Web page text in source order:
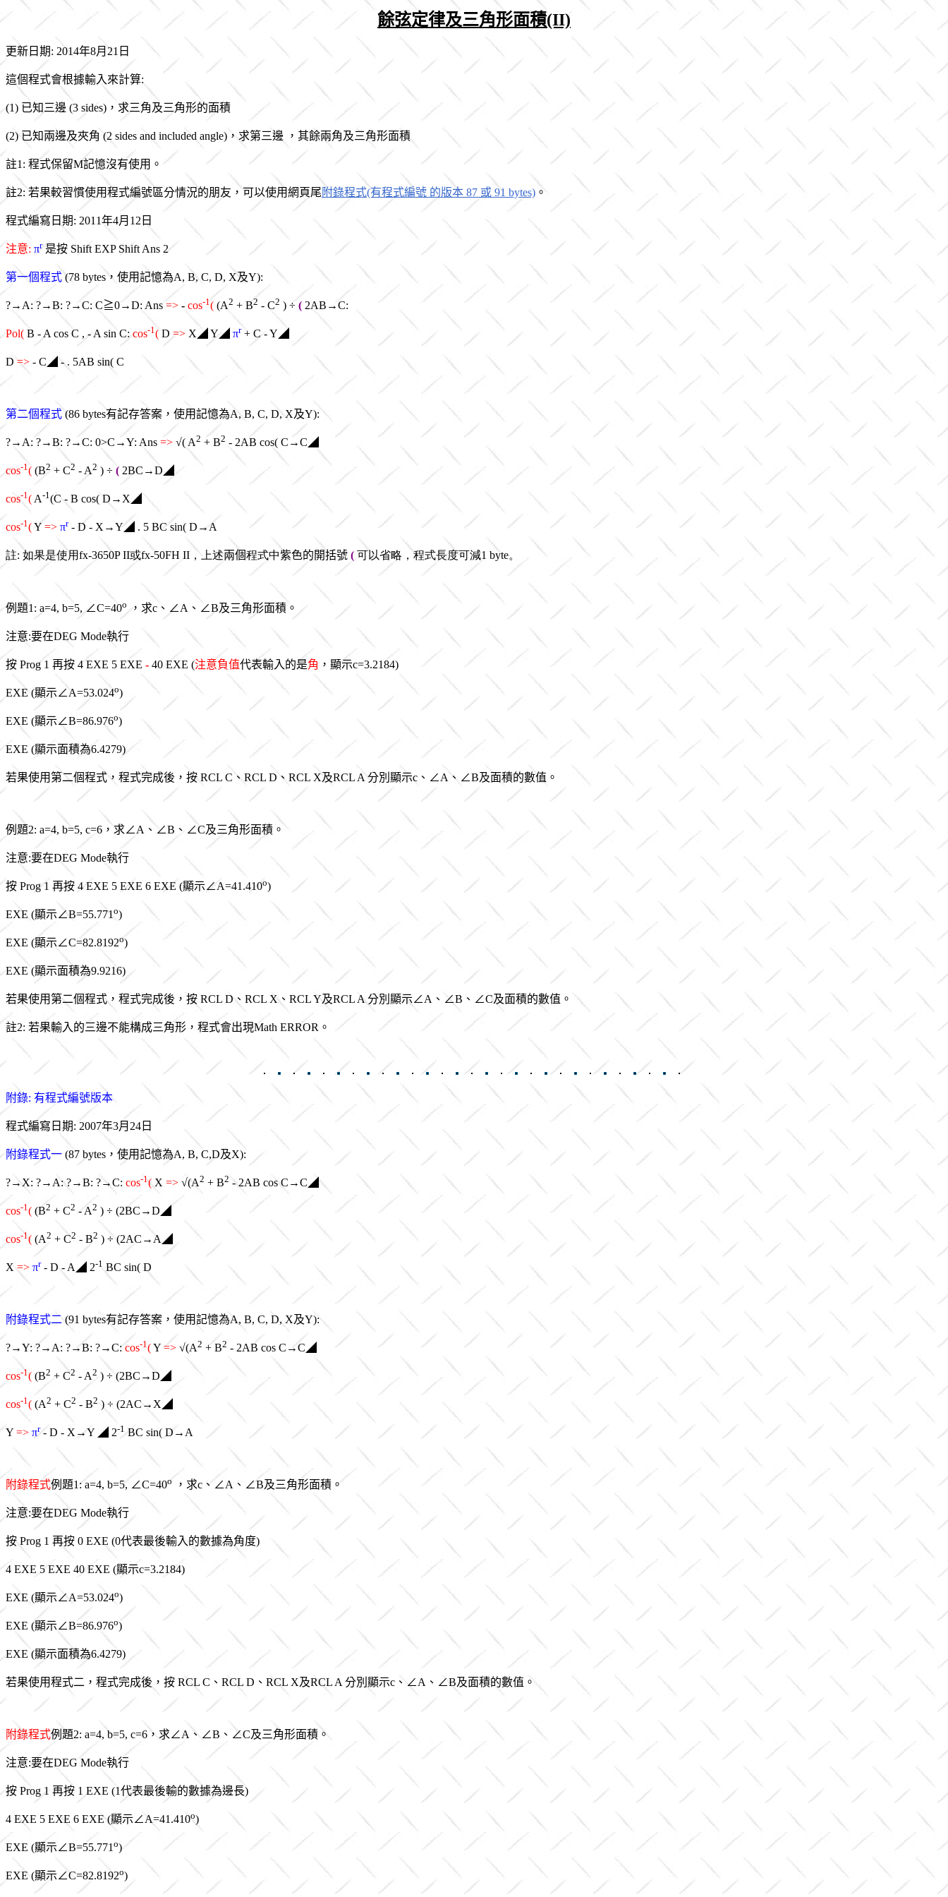
餘弦定律及三角形面積(II)
更新日期: 2014年8月21日
這個程式會根據輸入來計算:
(1) 已知三邊 (3 sides)，求三角及三角形的面積
(2) 已知兩邊及夾角 (2 sides and included angle)，求第三邊 ，其餘兩角及三角形面積
註1: 程式保留M記憶沒有使用。
註2: 若果較習慣使用程式編號區分情況的朋友，可以使用網頁尾 附錄程式(有程式編號 的版本 87 或 91 bytes) 。
程式編寫日期: 2011年4月12日
注意: πr是按 Shift EXP Shift Ans 2
第一個程式(78 bytes，使用記憶為A, B, C, D, X及Y):
?→A: ?→B: ?→C: C≧0→D: Ans => - cos-1 ( (A2 + B2 - C2 ) ÷ ( 2AB→C:
Pol( B - A cos C , - A sin C: cos-1 ( D => X◢ Y◢ πr+ C - Y◢
D => - C◢ - . 5AB sin( C
第二個程式 (86 bytes有記存答案，使用記憶為A, B, C, D, X及Y):
?→A: ?→B: ?→C: 0>C→Y: Ans => √( A2 + B2 - 2AB cos( C→C◢
cos-1 ( (B2 + C2 - A2 ) ÷ ( 2BC→D◢
cos-1 ( A-1 (C - B cos( D→X◢
cos-1 (Y => πr- D - X→Y◢ . 5 BC sin( D→A
註: 如果是使用fx-3650P II或fx-50FH II，上述兩個程式中紫色的開括號 ( 可以省略，程式長度可減1 byte。
例題1: a=4, b=5, ∠C=40o ，求c、∠A、∠B及三角形面積。
注意:要在DEG Mode執行
按 Prog 1 再按 4 EXE 5 EXE - 40 EXE (注意負值代表輸入的是角 ，顯示c=3.2184)
EXE (顯示∠A=53.024o)
EXE (顯示∠B=86.976o)
EXE (顯示面積為6.4279)
若果使用第二個程式，程式完成後，按 RCL C、RCL D、RCL X及RCL A 分別顯示c、∠A、∠B及面積的數值。
例題2: a=4, b=5, c=6，求∠A、∠B、∠C及三角形面積。
注意:要在DEG Mode執行
按 Prog 1 再按 4 EXE 5 EXE 6 EXE (顯示∠A=41.410o)
EXE (顯示∠B=55.771 o)
EXE (顯示∠C=82.8192o)
EXE (顯示面積為9.9216)
若果使用第二個程式，程式完成後，按 RCL D、RCL X、RCL Y及RCL A 分別顯示∠A、∠B、∠C及面積的數值。
註2: 若果輸入的三邊不能構成三角形，程式會出現Math ERROR。
附錄: 有程式編號版本
程式編寫日期: 2007年3月24日
附錄程式一 (87 bytes，使用記憶為A, B, C,D及X):
?→X: ?→A: ?→B: ?→C: cos-1(X => √(A2 + B2 - 2AB cos C→C◢
cos-1 ( (B2 + C2 - A2 ) ÷ (2BC→D◢
cos-1 ( (A2 + C2 - B2 ) ÷ (2AC→A◢
X => πr- D - A◢ 2-1 BC sin( D
附錄程式二(91 bytes有記存答案，使用記憶為A, B, C, D, X及Y):
?→Y: ?→A: ?→B: ?→C: cos-1 (Y => √(A2 + B2 - 2AB cos C→C◢
cos-1 ( (B2 + C2 - A2 ) ÷ (2BC→D◢
cos-1 ( (A2 + C2 - B2 ) ÷ (2AC→X◢
Y => πr- D - X→Y ◢ 2-1 BC sin( D→A
附錄程式例題1: a=4, b=5, ∠C=40o ，求c、∠A、∠B及三角形面積。
注意:要在DEG Mode執行
按 Prog 1 再按 0 EXE (0代表最後輸入的數據為角度)
4 EXE 5 EXE 40 EXE (顯示c=3.2184)
EXE (顯示∠A=53.024o)
EXE (顯示∠B=86.976o)
EXE (顯示面積為6.4279)
若果使用程式二，程式完成後，按 RCL C、RCL D、RCL X及RCL A 分別 顯示c、∠A、∠B及面積的數值。
附錄程式例題2: a=4, b=5, c=6，求∠A、∠B、∠C及三角形面積。
注意:要在DEG Mode執行
按 Prog 1 再按 1 EXE (1代表最後輸的數據為邊長)
4 EXE 5 EXE 6 EXE (顯示∠A=41.410o)
EXE (顯示∠B=55.771 o)
EXE (顯示∠C=82.8192o)